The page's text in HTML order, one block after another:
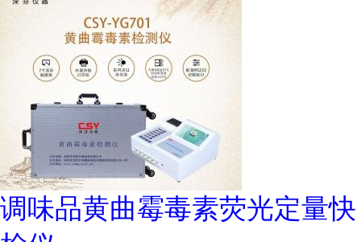
调味品黄曲霉毒素荧光定量快